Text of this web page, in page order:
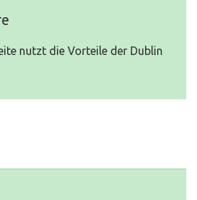
nutzt die Vorteile der Dublin